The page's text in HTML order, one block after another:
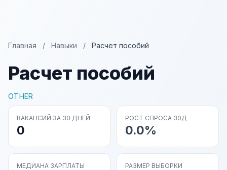
Главная / Навыки / Расчет пособий
Расчет пособий
OTHER
ВАКАНСИЙ ЗА 30 ДНЕЙ
0
РОСТ СПРОСА 30Д
0.0%
МЕДИАНА ЗАРПЛАТЫ РАЗМЕР ВЫБОРКИ